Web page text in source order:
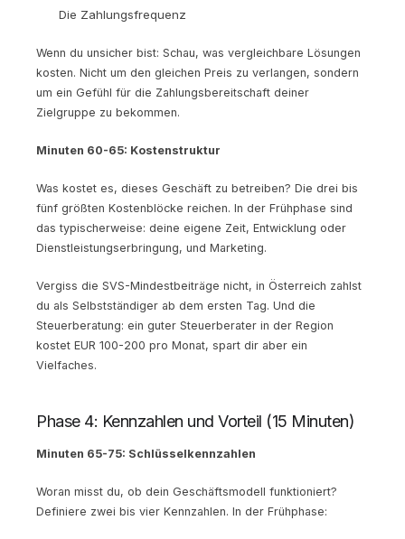
Die Zahlungsfrequenz
Wenn du unsicher bist: Schau, was vergleichbare Lösungen
kosten. Nicht um den gleichen Preis zu verlangen, sondern
um ein Gefühl für die Zahlungsbereitschaft deiner
Zielgruppe zu bekommen.
Minuten 60-65: Kostenstruktur
Was kostet es, dieses Geschäft zu betreiben? Die drei bis
fünf größten Kostenblöcke reichen. In der Frühphase sind
das typischerweise: deine eigene Zeit, Entwicklung oder
Dienstleistungserbringung, und Marketing.
Vergiss die SVS-Mindestbeiträge nicht, in Österreich zahlst
du als Selbstständiger ab dem ersten Tag. Und die
Steuerberatung: ein guter Steuerberater in der Region
kostet EUR 100-200 pro Monat, spart dir aber ein
Vielfaches.
Phase 4: Kennzahlen und Vorteil (15 Minuten)
Minuten 65-75: Schlüsselkennzahlen
Woran misst du, ob dein Geschäftsmodell funktioniert?
Definiere zwei bis vier Kennzahlen. In der Frühphase: